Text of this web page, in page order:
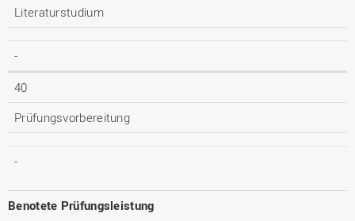
Literaturstudium
-
40
Prüfungsvorbereitung
-
Benotete Prüfungsleistung